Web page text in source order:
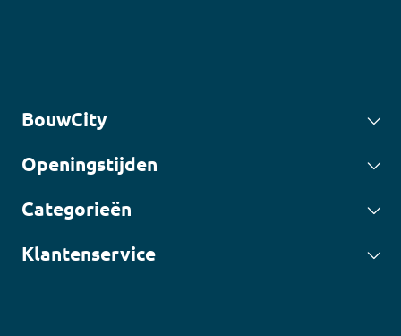
BouwCity
Openingstijden
Categorieën
Klantenservice